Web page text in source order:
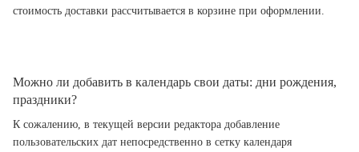
стоимость доставки рассчитывается в корзине при оформлении.
Можно ли добавить в календарь свои даты: дни рождения,
праздники?
К сожалению, в текущей версии редактора добавление
пользовательских дат непосредственно в сетку календаря